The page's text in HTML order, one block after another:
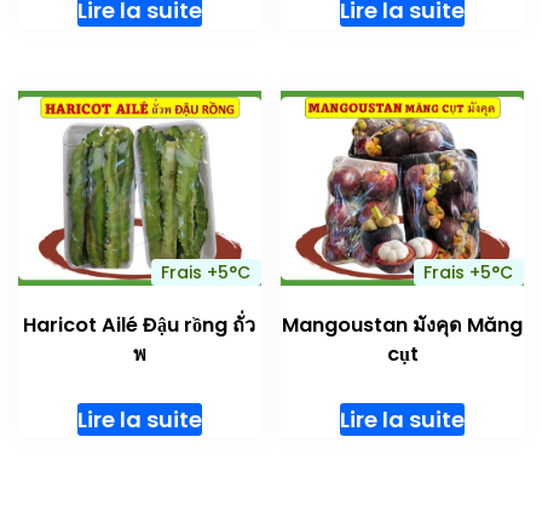
Lire la suite Lire la suite
Frais +5°C
Haricot Ailé Đậu rồng ถั่ว
พ
Lire la suite
Frais +5°C
Mangoustan มังคุด Măng
cụt
Lire la suite